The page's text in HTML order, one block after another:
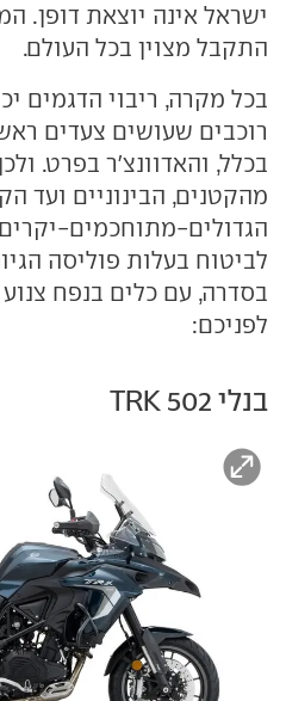
ישראל אינה יוצאת דופן.
התקבל מצוין בכל העולם.
בכל מקרה, ריבוי הדגמים
רוכבים שעושים צעדים
בכלל, והאדוונצ'ר בפרט.
מהקטנים, הבינוניים ועד
הגדולים-מתוחכמים-
לביטוח בעלות פוליסה
לפניכם:
בנלי TRK 502